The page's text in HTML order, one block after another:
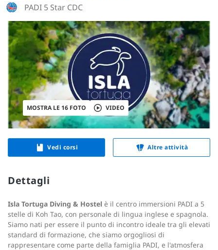
PADI 5 Star CDC
MOSTRA LE 16 FOTO VIDEO
Vedi corsi Altre attività
Dettagli
Isla Tortuga Diving & Hostel è il centro immersioni PADI a 5
stelle di Koh Tao, con personale di lingua inglese e spagnola.
Siamo nati per essere il punto di incontro ideale tra gli elevati
standard di formazione, che siamo orgogliosi di
rappresentare come parte della famiglia PADI, e l'atmosfera